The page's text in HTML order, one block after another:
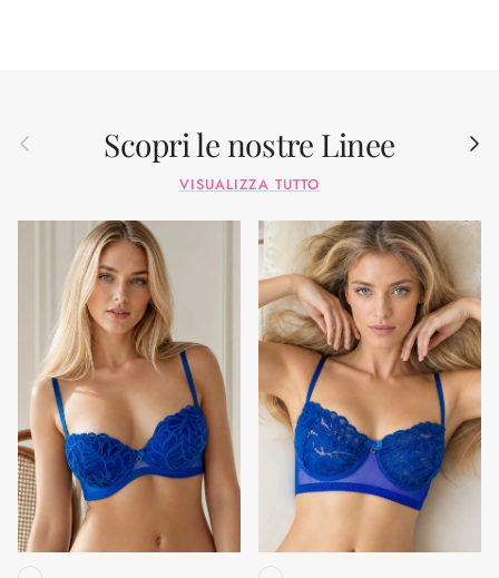
Indietro Scopri le nostre Linee
VISUALIZZA TUTTO